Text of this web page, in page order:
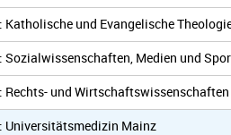
Katholische und Evangelische
Sozialwissenschaften, Medien und
Rechts- und Wirtschaftswissenschaften
Universitätsmedizin Mainz